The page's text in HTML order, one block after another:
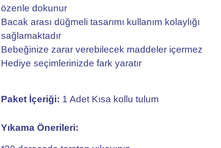
özenle dokunur
Bacak arası düğmeli tasarımı kullanım kolaylığı
sağlamaktadır
Bebeğinize zarar verebilecek maddeler içermez
Hediye seçimlerinizde fark yaratır
Paket İçeriği: 1 Adet Kısa kollu tulum
Yıkama Önerileri: